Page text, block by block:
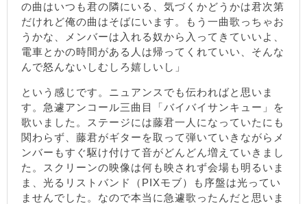
の曲はいつも君の隣にいる、気づくかどうかは君次第
だけれど俺の曲はそばにいます。もう一曲歌っちゃお
うかな、メンバーは入れる奴から入ってきていいよ、
電車とかの時間がある人は帰ってくれていい、そんな
んで怒んないしむしろ嬉しいし」
という感じです。ニュアンスでも伝わればと思いま
す。急遽アンコール三曲目「バイバイサンキュー」を
歌いました。ステージには藤君一人になっていたにも
関わらず、藤君がギターを取って弾いていきながらメ
ンバーもすぐ駆け付けて音がどんどん増えていきまし
た。スクリーンの映像は何も映されず会場も明るいま
ま、光るリストバンド（PIXモブ）も序盤は光ってい
ませんでした。なので本当に急遽歌ったんだと思いま